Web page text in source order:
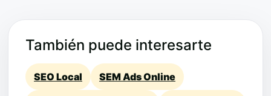
También puede interesarte
SEO Local SEM Ads Online